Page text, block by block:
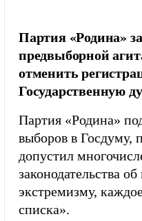
Партия «Родина»
предвыборной
отменить
Государственную
Партия «Родина»
выборов в Госдуму,
допустил
законодательства
экстремизму,
списка».